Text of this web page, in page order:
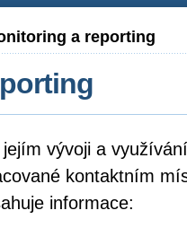
a reporting
vývoji a
kontaktním
informace: